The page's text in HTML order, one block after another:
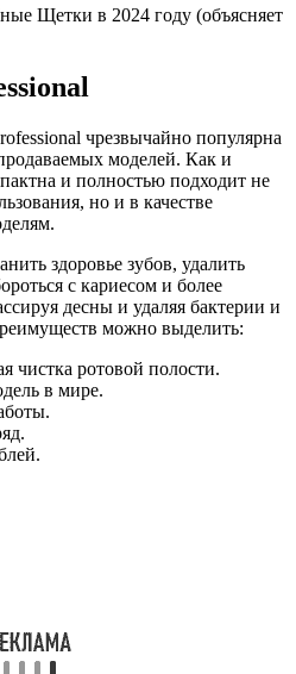
Щетки в 2024 году (объясняет
чрезвычайно популярна
моделей. Как и
и полностью подходит не
но и в качестве
здоровье зубов, удалить
с кариесом и более
десны и удаляя бактерии и
можно выделить:
чистка ротовой полости.
в мире.